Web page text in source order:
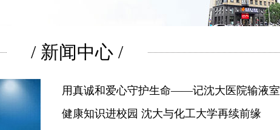
/ 新闻中心 /
用真诚和爱心守护生命——记沈大医院输液室
健康知识进校园 沈大与化工大学再续前缘